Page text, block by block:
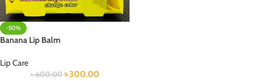
-50%
Banana Lip Balm
Lip Care
৳600.00 ৳300.00